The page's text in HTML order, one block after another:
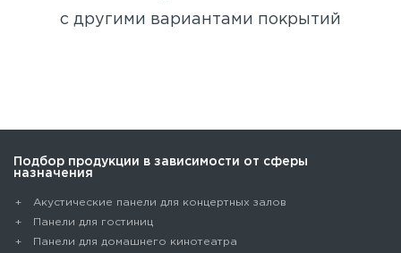
с другими вариантами покрытий
Подбор продукции в зависимости от сферы
назначения
Акустические панели для концертных залов
Панели для гостиниц
Панели для домашнего кинотеатра